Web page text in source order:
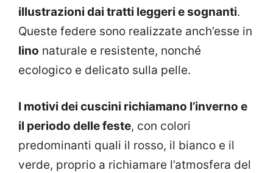
illustrazioni dai tratti leggeri e sognanti.
Queste federe sono realizzate anch’esse in
lino naturale e resistente, nonché
ecologico e delicato sulla pelle.
I motivi dei cuscini richiamano l’inverno e
il periodo delle feste, con colori
predominanti quali il rosso, il bianco e il
verde, proprio a richiamare l’atmosfera del